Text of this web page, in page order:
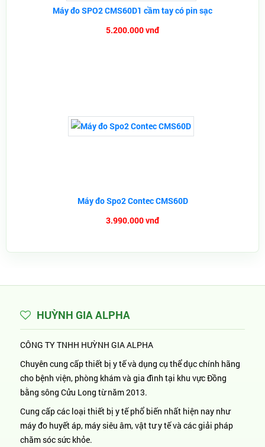
Máy đo SPO2 CMS60D1 cầm tay có pin sạc
5.200.000 vnđ
Máy đo Spo2 Contec CMS60D
3.990.000 vnđ
HUỲNH GIA ALPHA
CÔNG TY TNHH HUỲNH GIA ALPHA
Chuyên cung cấp thiết bị y tế và dụng cụ thể dục chính hãng
cho bệnh viện, phòng khám và gia đình tại khu vực Đồng
bằng sông Cửu Long từ năm 2013.
Cung cấp các loại thiết bị y tế phổ biến nhất hiện nay như
máy đo huyết áp, máy siêu âm, vật tư y tế và các giải pháp
chăm sóc sức khỏe.